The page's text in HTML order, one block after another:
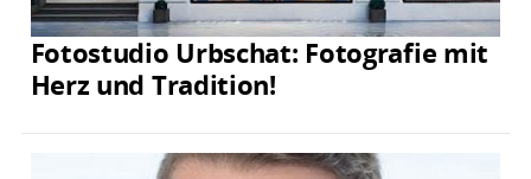
Fotostudio Urbschat: Fotografie mit
Herz und Tradition!